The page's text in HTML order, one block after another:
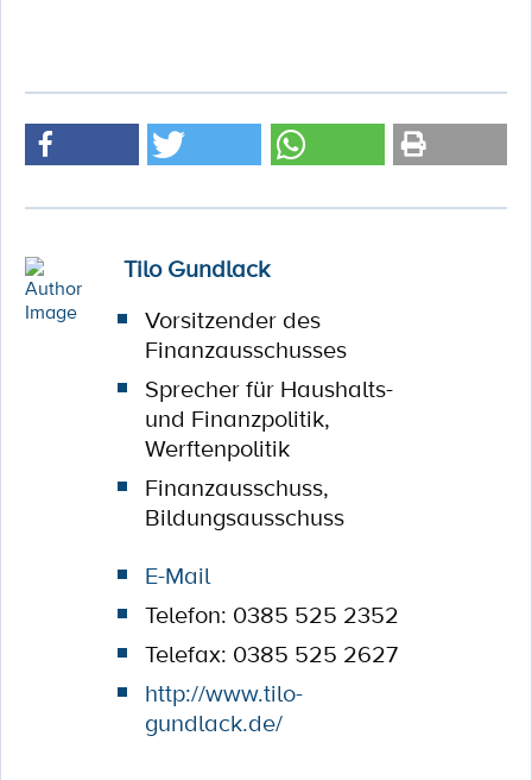
Tilo Gundlack
Vorsitzender des
Finanzausschusses
Sprecher für Haushalts-
und Finanzpolitik,
Werftenpolitik
Finanzausschuss,
Bildungsausschuss
E-Mail
Telefon: 0385 525 2352
Telefax: 0385 525 2627
http://www.tilo-
gundlack.de/